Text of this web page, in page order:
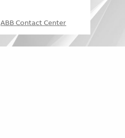
ABB Contact Center